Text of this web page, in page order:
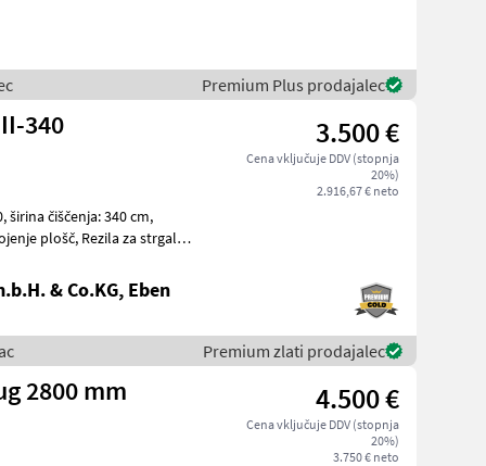
Premium Plus prodajalec
340 3.500 €
Cena vključuje DDV (stopnja
20%)
2.916,67 € neto
& Co.KG, Eben
Premium zlati prodajalec
2800 mm 4.500 €
Cena vključuje DDV (stopnja
20%)
3.750 € neto